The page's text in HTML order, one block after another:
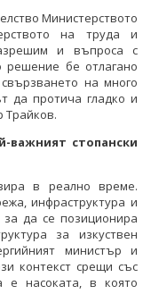
Министерството
на труда и
и въпроса с
решение бе отлагано
на много
да протича гладко и
Трайков.
важният стопански
в реално време.
инфраструктура и
за да се позиционира
за изкуствен
министър и
контекст срещи със
е насоката, в която